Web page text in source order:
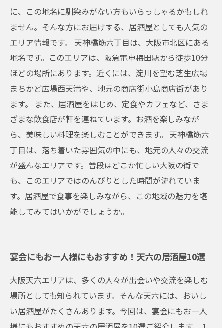
に、この地名に馴染みがない方もいらっしゃるかもしれ
ません。そんな方にお届けする、居酒屋としても人気の
エリア情報です。 天神橋筋六丁目は、大阪市北区にある
地名です。このエリアは、阪急電車梅田駅から徒歩10分
ほどの場所にあります。近くには、淀川を望む芝生広場
まちかど広場西天満や、地元の商店街小島商店街があり
ます。 また、居酒屋をはじめ、定食やカフェなど、さま
ざまな飲食店が軒を連ねています。お酒を楽しみなが
ら、美味しい料理を楽しむことができます。 天神橋筋六
丁目は、落ち着いた雰囲気の中にも、地元の人々の交流
が盛んなエリアです。普段はどこか忙しい大阪の街で
も、このエリアではのんびりとした時間が流れていま
す。居酒屋で食事を楽しみながら、この地域の魅力を堪
能してみてはいかがでしょうか。
宴会にもお一人様にもおすすめ！天六の居酒屋10選
大阪天六エリアは、多くの人々が出会いや交流を楽しむ
場所としても知られています。そんな天六には、おいし
い居酒屋がたくさんあります。今回は、宴会にもお一人